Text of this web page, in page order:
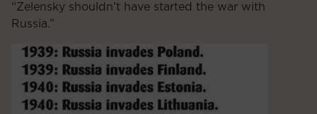
“Zelensky shouldn’t have started the war with
Russia.”